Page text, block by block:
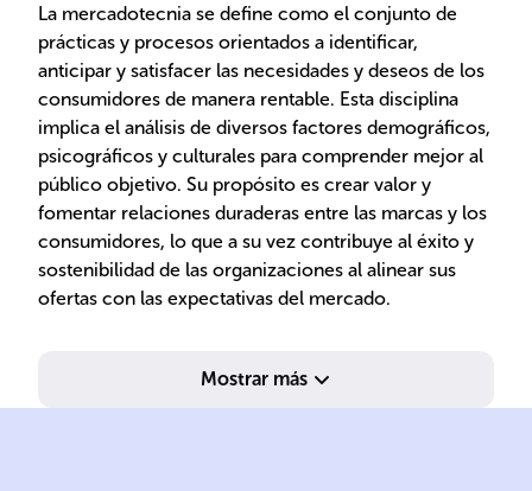
La mercadotecnia se define como el conjunto de
prácticas y procesos orientados a identificar,
anticipar y satisfacer las necesidades y deseos de los
consumidores de manera rentable. Esta disciplina
implica el análisis de diversos factores demográficos,
psicográficos y culturales para comprender mejor al
público objetivo. Su propósito es crear valor y
fomentar relaciones duraderas entre las marcas y los
consumidores, lo que a su vez contribuye al éxito y
sostenibilidad de las organizaciones al alinear sus
ofertas con las expectativas del mercado.
Mostrar más